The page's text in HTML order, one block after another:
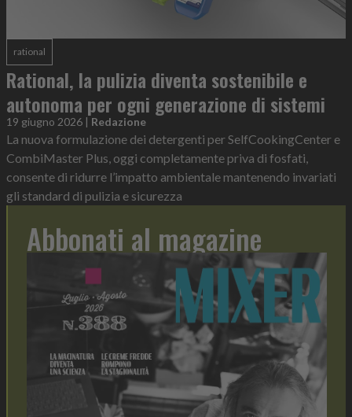
rational
Rational, la pulizia diventa sostenibile e
autonoma per ogni generazione di sistemi
19 giugno 2026 | Redazione
La nuova formulazione dei detergenti per SelfCookingCenter e
CombiMaster Plus, oggi completamente priva di fosfati,
consente di ridurre l’impatto ambientale mantenendo invariati
gli standard di pulizia e sicurezza
Abbonati al magazine